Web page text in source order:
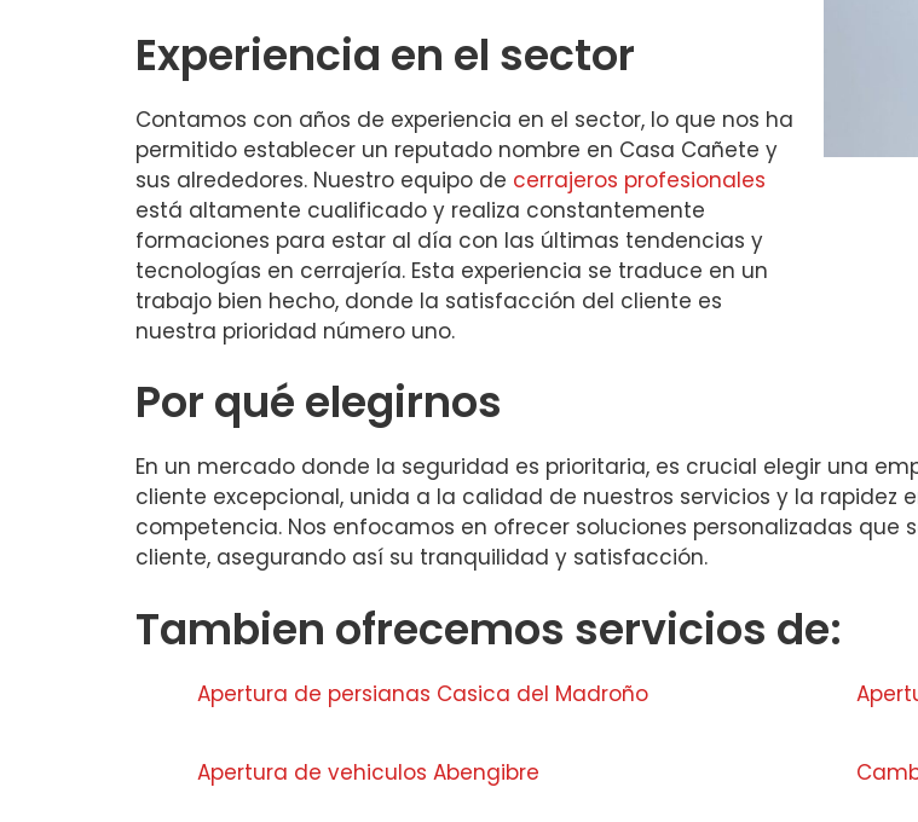
Experiencia en el sector
Contamos con años de experiencia en el sector, lo que nos ha
permitido establecer un reputado nombre en Casa Cañete y
sus alrededores. Nuestro equipo de cerrajeros profesionales
está altamente cualificado y realiza constantemente
formaciones para estar al día con las últimas tendencias y
tecnologías en cerrajería. Esta experiencia se traduce en un
trabajo bien hecho, donde la satisfacción del cliente es
nuestra prioridad número uno.
Por qué elegirnos
En un mercado donde la seguridad es prioritaria, es crucial elegir una
cliente excepcional, unida a la calidad de nuestros servicios y la rapidez
competencia. Nos enfocamos en ofrecer soluciones personalizadas
cliente, asegurando así su tranquilidad y satisfacción.
Tambien ofrecemos servicios de:
Apertura de persianas Casica del Madroño
Apertura de vehiculos Abengibre